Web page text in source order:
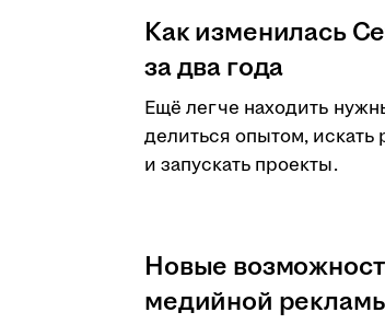
Как изменилась
за два года
Ещё легче находить
делиться опытом, искать
и запускать проекты.
Новые
медийной